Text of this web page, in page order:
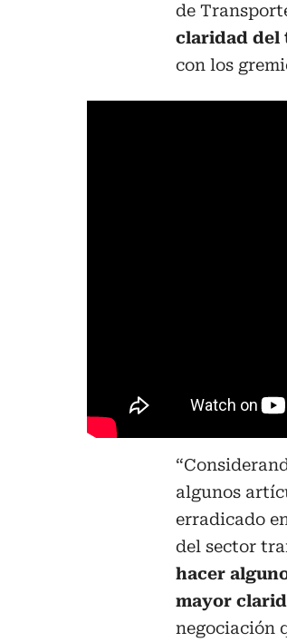
de
claridad del
con los
algunos
erradicado
del sector
hacer
mayor
negociación